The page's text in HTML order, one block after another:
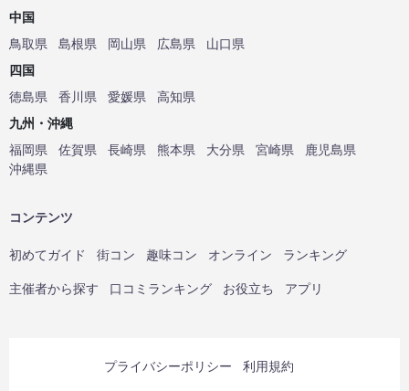
中国
鳥取県
島根県 岡山県 広島県
山口県
四国
徳島県
香川県 愛媛県
高知県
九州・沖縄
福岡県
佐賀県 長崎県 熊本県 大分県 宮崎県
鹿児島県
沖縄県
コンテンツ
初めてガイド 街コン 趣味コン オンライン ランキング
主催者から探す 口コミランキング お役立ち アプリ
プライバシーポリシー 利用規約